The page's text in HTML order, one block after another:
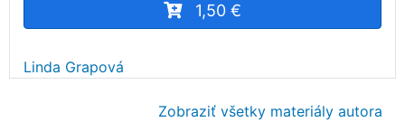
1,50 €
Linda Grapová
Zobraziť všetky materiály autora